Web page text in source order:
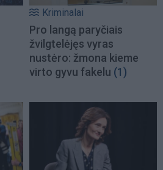
Kriminalai
Pro langą paryčiais
žvilgtelėjęs vyras
nustėro: žmona kieme
virto gyvu fakelu (1)